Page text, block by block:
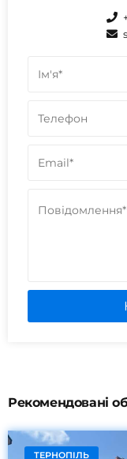
Рекомендовані
ТЕРНОПІЛЬ